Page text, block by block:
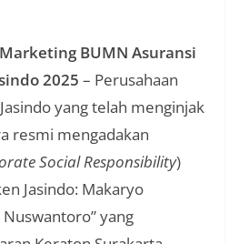
BUMN Asuransi
2025 – Perusahaan
yang telah menginjak
resmi mengadakan
Social Responsibility)
Jasindo: Makaryo
yang